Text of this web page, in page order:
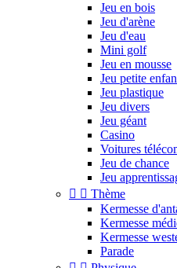
Jeu en bois
Jeu d'arène
Jeu d'eau
Mini golf
Jeu en mousse
Jeu petite
Jeu plastique
Jeu divers
Jeu géant
Casino
Voitures
Jeu de chance
Jeu
  Thème
Kermesse
Kermesse
Kermesse
Parade